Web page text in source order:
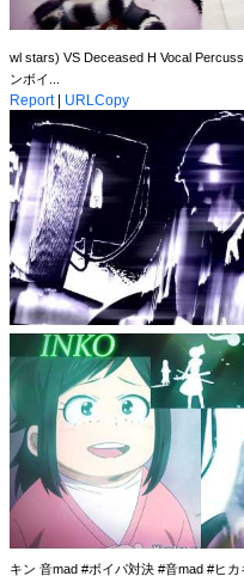
wl stars) VS Deceased H Vocal
ンボイ...
Report| URLCopy
キン 音mad #ボイパ対決 #音mad #ヒ